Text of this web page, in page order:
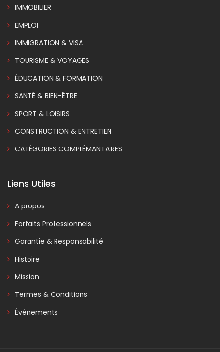
IMMOBILIER
EMPLOI
IMMIGRATION & VISA
TOURISME & VOYAGES
ÉDUCATION & FORMATION
SANTÉ & BIEN-ÊTRE
SPORT & LOISIRS
CONSTRUCTION & ENTRETIEN
CATÉGORIES COMPLÉMANTAIRES
Liens Utiles
A propos
Forfaits Professionnels
Garantie & Responsabilité
Histoire
Mission
Termes & Conditions
Événements